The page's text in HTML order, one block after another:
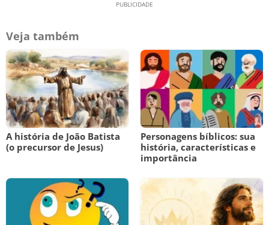
Veja também
A história de João Batista
(o precursor de Jesus)
Personagens bíblicos: sua
história, características e
importância